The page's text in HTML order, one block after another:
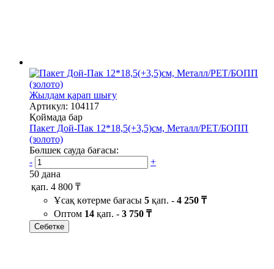
Жылдам қарап шығу
Артикул: 104117
Қоймада бар
Пакет Дой-Пак 12*18,5(+3,5)см, Металл/PET/БОПП
(золото)
Бөлшек сауда бағасы:
-
+
50 дана
қап. 4 800 ₸
Ұсақ көтерме бағасы 5 қап. - 4 250 ₸
Оптом 14 қап. - 3 750 ₸
Себетке